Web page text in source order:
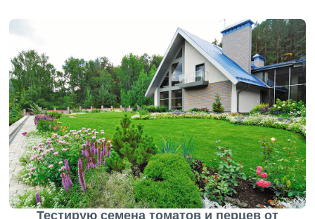
Тестирую семена томатов и перцев от